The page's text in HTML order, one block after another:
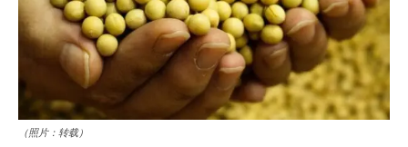
（照片：转载）